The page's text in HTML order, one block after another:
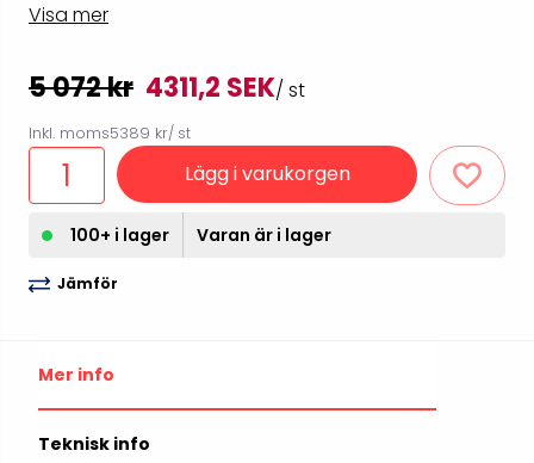
Visa mer
5 072 kr 4311,2 SEK/ st
Inkl. moms5389 kr/ st
Lägg i varukorgen
100+ i lager Varan är i lager
Jämför
Mer info
Teknisk info